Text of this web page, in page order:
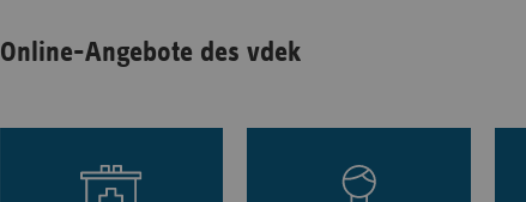
Online-Angebote des vdek